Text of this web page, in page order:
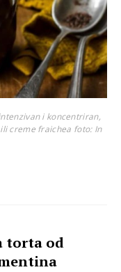
i koncentriran,
creme fraichea foto: In
torta od